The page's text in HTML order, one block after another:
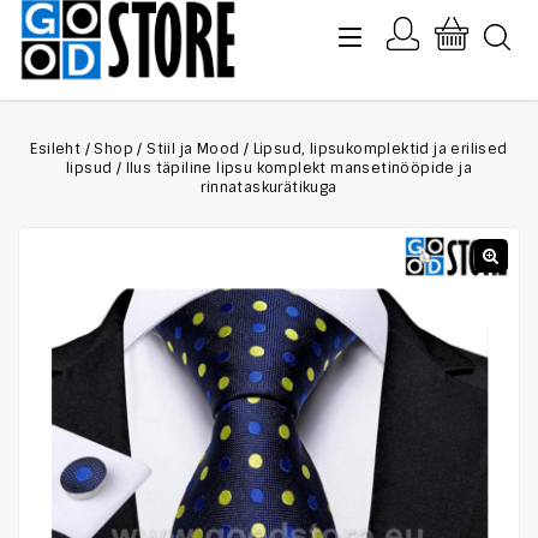
Esileht / Shop / Stiil ja Mood / Lipsud, lipsukomplektid ja erilised
lipsud / Ilus täpiline lipsu komplekt mansetinööpide ja
rinnataskurätikuga